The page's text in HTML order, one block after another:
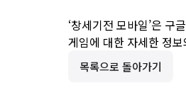
‘창세기전 모바일’은
게임에 대한 자세한 정
목록으로 돌아가기